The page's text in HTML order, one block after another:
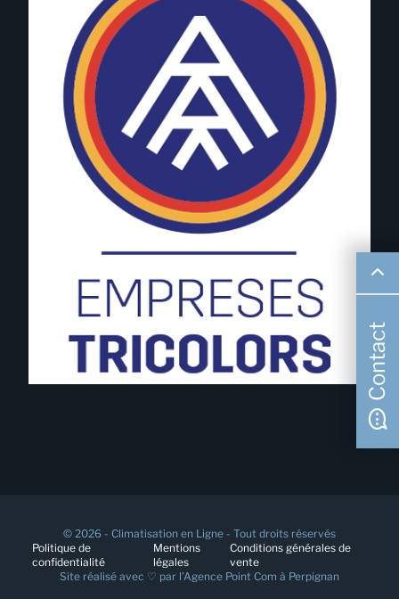
© 2026 - Climatisation en Ligne - Tout droits réservés
Politique de
confidentialité
Mentions
légales
Conditions générales de
vente
Site réalisé avec ♡ par l’Agence Point Com à Perpignan
Contact